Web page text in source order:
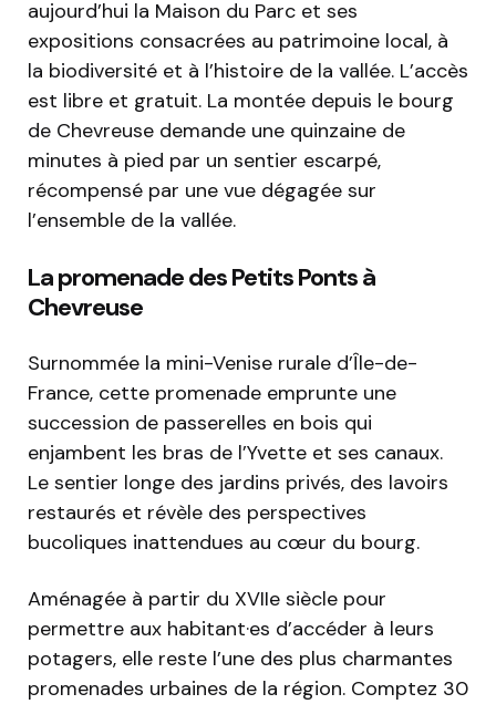
aujourd’hui la Maison du Parc et ses
expositions consacrées au patrimoine local, à
la biodiversité et à l’histoire de la vallée. L’accès
est libre et gratuit. La montée depuis le bourg
de Chevreuse demande une quinzaine de
minutes à pied par un sentier escarpé,
récompensé par une vue dégagée sur
l’ensemble de la vallée.
La promenade des Petits Ponts à
Chevreuse
Surnommée la mini-Venise rurale d’Île-de-
France, cette promenade emprunte une
succession de passerelles en bois qui
enjambent les bras de l’Yvette et ses canaux.
Le sentier longe des jardins privés, des lavoirs
restaurés et révèle des perspectives
bucoliques inattendues au cœur du bourg.
Aménagée à partir du XVIIe siècle pour
permettre aux habitant·es d’accéder à leurs
potagers, elle reste l’une des plus charmantes
promenades urbaines de la région. Comptez 30